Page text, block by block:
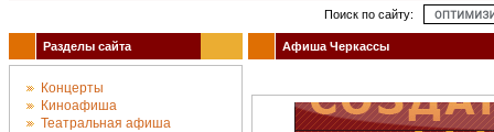
Поиск по сайту:
Разделы сайта
Концерты
Киноафиша
Театральная афиша
Афиша Черкассы